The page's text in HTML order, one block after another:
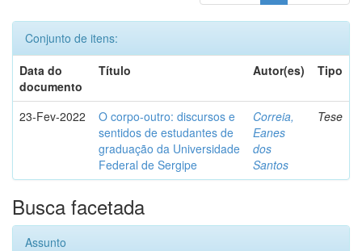
Conjunto de itens:
Data do
documento
Título Autor(es) Tipo
23-Fev-2022
O corpo-outro: discursos e
sentidos de estudantes de
graduação da Universidade
Federal de Sergipe
Correia,
Eanes
dos
Santos
Tese
Busca facetada
Assunto